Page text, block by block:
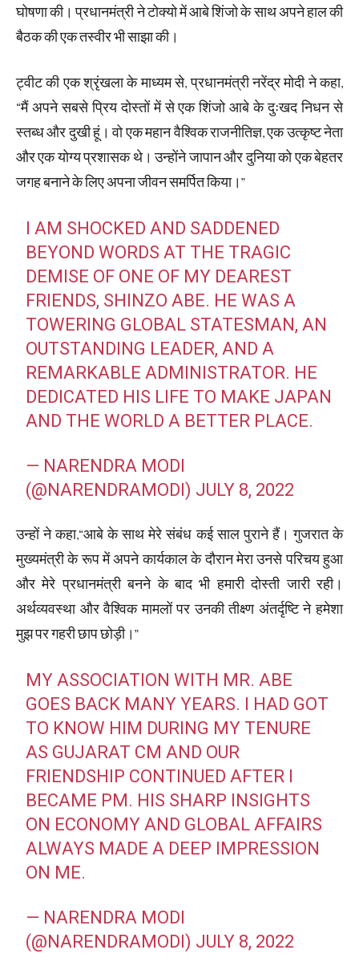
घोषणा की। प्रधानमंत्री ने टोक्यो में आबे शिंजो के साथ अपने हाल की
बैठक की एक तस्वीर भी साझा की।
ट्वीट की एक श्रृंखला के माध्यम से, प्रधानमंत्री नरेंद्र मोदी ने कहा,
“मैं अपने सबसे प्रिय दोस्तों में से एक शिंजो आबे के दुःखद निधन से
स्तब्ध और दुखी हूं। वो एक महान वैश्विक राजनीतिज्ञ, एक उत्कृष्ट नेता
और एक योग्य प्रशासक थे। उन्होंने जापान और दुनिया को एक बेहतर
जगह बनाने के लिए अपना जीवन समर्पित किया।”
I AM SHOCKED AND SADDENED
BEYOND WORDS AT THE TRAGIC
DEMISE OF ONE OF MY DEAREST
FRIENDS, SHINZO ABE. HE WAS A
TOWERING GLOBAL STATESMAN, AN
OUTSTANDING LEADER, AND A
REMARKABLE ADMINISTRATOR. HE
DEDICATED HIS LIFE TO MAKE JAPAN
AND THE WORLD A BETTER PLACE.
— NARENDRA MODI
(@NARENDRAMODI) JULY 8, 2022
उन्हों ने कहा,“आबे के साथ मेरे संबंध कई साल पुराने हैं। गुजरात के
मुख्यमंत्री के रूप में अपने कार्यकाल के दौरान मेरा उनसे परिचय हुआ
और मेरे प्रधानमंत्री बनने के बाद भी हमारी दोस्ती जारी रही।
अर्थव्यवस्था और वैश्विक मामलों पर उनकी तीक्ष्ण अंतर्दृष्टि ने हमेशा
मुझ पर गहरी छाप छोड़ी।”
MY ASSOCIATION WITH MR. ABE
GOES BACK MANY YEARS. I HAD GOT
TO KNOW HIM DURING MY TENURE
AS GUJARAT CM AND OUR
FRIENDSHIP CONTINUED AFTER I
BECAME PM. HIS SHARP INSIGHTS
ON ECONOMY AND GLOBAL AFFAIRS
ALWAYS MADE A DEEP IMPRESSION
ON ME.
— NARENDRA MODI
(@NARENDRAMODI) JULY 8, 2022